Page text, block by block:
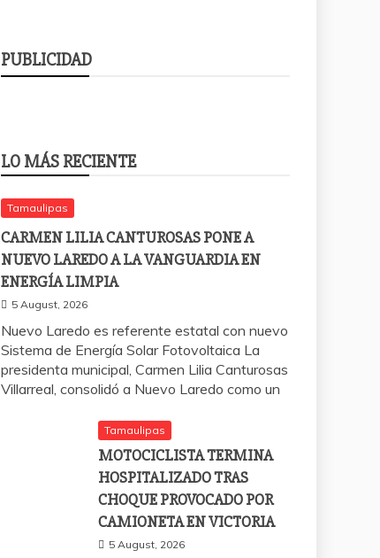
PUBLICIDAD
LO MÁS RECIENTE
Tamaulipas
CARMEN LILIA CANTUROSAS PONE A
NUEVO LAREDO A LA VANGUARDIA EN
ENERGÍA LIMPIA
5 August, 2026
Nuevo Laredo es referente estatal con nuevo
Sistema de Energía Solar Fotovoltaica La
presidenta municipal, Carmen Lilia Canturosas
Villarreal, consolidó a Nuevo Laredo como un
Tamaulipas
MOTOCICLISTA TERMINA
HOSPITALIZADO TRAS
CHOQUE PROVOCADO POR
CAMIONETA EN VICTORIA
5 August, 2026